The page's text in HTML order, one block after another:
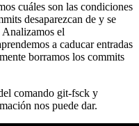
cuáles son las condiciones
desaparezcan de y se
el
a caducar entradas
borramos los commits
comando git-fsck y
nos puede dar.